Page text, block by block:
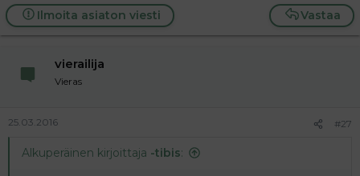
o
i
t
a
j
s
t
i
Vastaa
Ilmoita asiaton viesti
vierailija
Vieras
25.03.2016 #27
Alkuperäinen kirjoittaja -tibis: